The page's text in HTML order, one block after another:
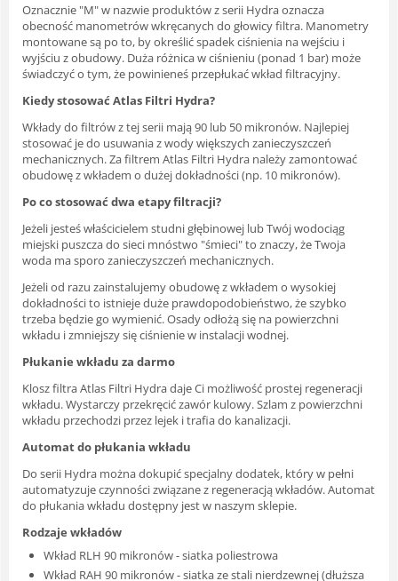
Oznacznie "M" w nazwie produktów z serii Hydra oznacza
obecność manometrów wkręcanych do głowicy filtra. Manometry
montowane są po to, by określić spadek ciśnienia na wejściu i
wyjściu z obudowy. Duża różnica w ciśnieniu (ponad 1 bar) może
świadczyć o tym, że powinieneś przepłukać wkład filtracyjny.
Kiedy stosować Atlas Filtri Hydra?
Wkłady do filtrów z tej serii mają 90 lub 50 mikronów. Najlepiej
stosować je do usuwania z wody większych zanieczyszczeń
mechanicznych. Za filtrem Atlas Filtri Hydra należy zamontować
obudowę z wkładem o dużej dokładności (np. 10 mikronów).
Po co stosować dwa etapy filtracji?
Jeżeli jesteś właścicielem studni głębinowej lub Twój wodociąg
miejski puszcza do sieci mnóstwo "śmieci" to znaczy, że Twoja
woda ma sporo zanieczyszczeń mechanicznych.
Jeżeli od razu zainstalujemy obudowę z wkładem o wysokiej
dokładności to istnieje duże prawdopodobieństwo, że szybko
trzeba będzie go wymienić. Osady odłożą się na powierzchni
wkładu i zmniejszy się ciśnienie w instalacji wodnej.
Płukanie wkładu za darmo
Klosz filtra Atlas Filtri Hydra daje Ci możliwość prostej regeneracji
wkładu. Wystarczy przekręcić zawór kulowy. Szlam z powierzchni
wkładu przechodzi przez lejek i trafia do kanalizacji.
Automat do płukania wkładu
Do serii Hydra można dokupić specjalny dodatek, który w pełni
automatyzuje czynności związane z regeneracją wkładów. Automat
do płukania wkładu dostępny jest w naszym sklepie.
Rodzaje wkładów
Wkład RLH 90 mikronów - siatka poliestrowa
Wkład RAH 90 mikronów - siatka ze stali nierdzewnej (dłuższa